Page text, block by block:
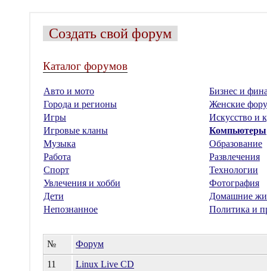
Создать свой форум
Каталог форумов
Авто и мото
Бизнес и
Города и регионы
Женские
Игры
Искусство и
Игровые кланы
Компьютеры
Музыка
Образование
Работа
Развлечения
Спорт
Технологии
Увлечения и хобби
Фотография
Дети
Домашние
Непознанное
Политика и
№
Форум
11
Linux Live CD